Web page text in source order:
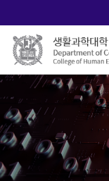
로
메
뉴